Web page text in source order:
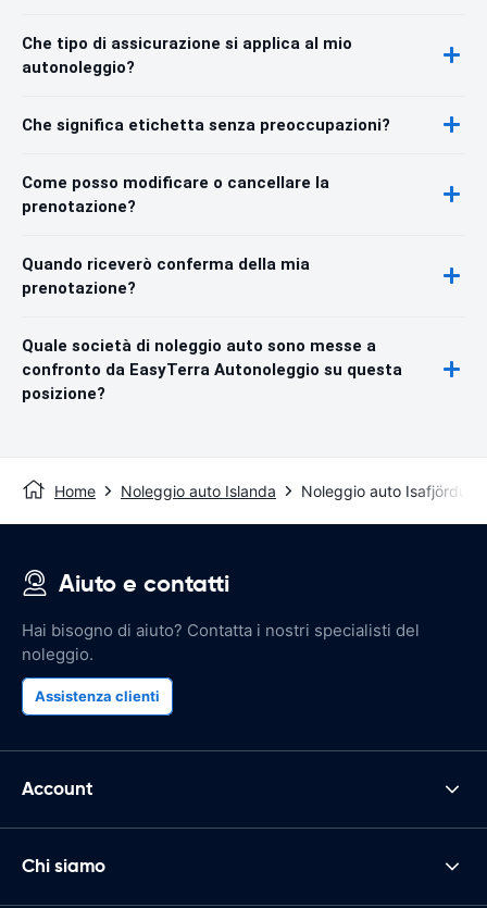
Che tipo di assicurazione si applica al mio
autonoleggio?
Che significa etichetta senza preoccupazioni?
Come posso modificare o cancellare la
prenotazione?
Quando riceverò conferma della mia
prenotazione?
Quale società di noleggio auto sono messe a
confronto da EasyTerra Autonoleggio su questa
posizione?
Home Noleggio auto Islanda Noleggio auto Isafjördur
Aiuto e contatti
Hai bisogno di aiuto? Contatta i nostri specialisti del
noleggio.
Assistenza clienti
Account
Chi siamo